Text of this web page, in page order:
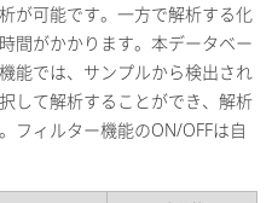
が可能です。一方で解析する化
間がかかります。本データベー
能では、サンプルから検出され
して解析することができ、解析
フィルター機能のON/OFFは自